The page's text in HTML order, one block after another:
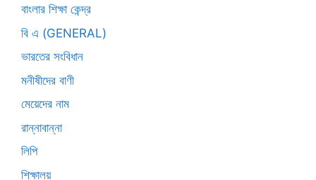
বাংলার শিক্ষা কেন্দ্র
বি এ (GENERAL)
ভারতের সংবিধান
মনীষীদের বাণী
মেয়েদের নাম
রান্নাবান্না
লিপি
শিক্ষালয়